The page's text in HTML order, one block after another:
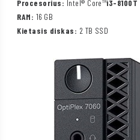
Procesorius: Intel® Core™i3-8100T
RAM: 16 GB
Kietasis diskas: 2 TB SSD